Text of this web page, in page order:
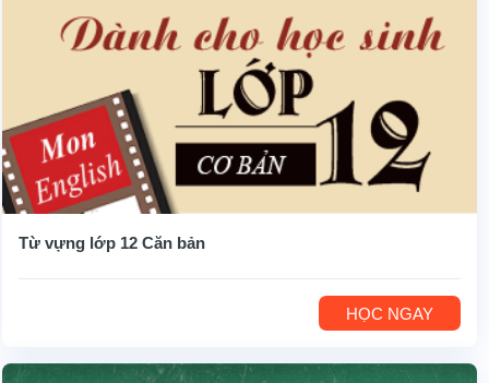
Từ vựng lớp 12 Căn bản
HỌC NGAY